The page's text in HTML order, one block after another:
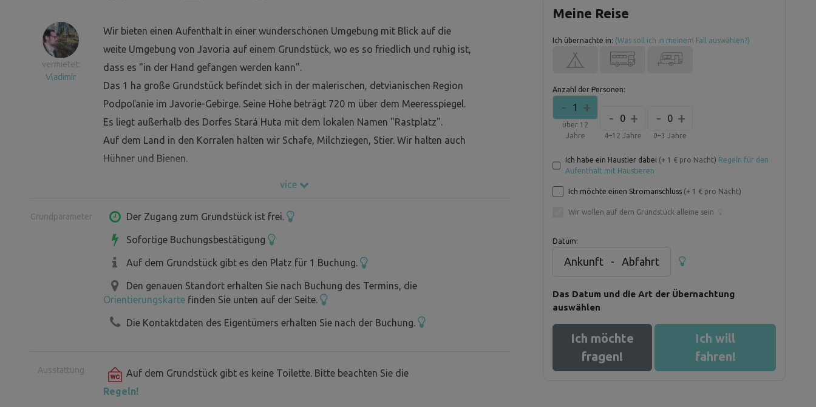
vermietet:
Vladimír
Wir bieten einen Aufenthalt in einer wunderschönen Umgebung mit Blick auf die
weite Umgebung von Javoria auf einem Grundstück, wo es so friedlich und ruhig ist,
dass es "in der Hand gefangen werden kann".
Das 1 ha große Grundstück befindet sich in der malerischen, detvianischen Region
Podpoľanie im Javorie-Gebirge. Seine Höhe beträgt 720 m über dem Meeresspiegel.
Es liegt außerhalb des Dorfes Stará Huta mit dem lokalen Namen "Rastplatz".
Auf dem Land in den Korralen halten wir Schafe, Milchziegen, Stier. Wir halten auch
Hühner und Bienen.
In der Umgebung im Umkreis von 20 km gibt es Mineralquellen, Schwimmbäder,
Wellness, Restaurants.
více
Grundparameter Der Zugang zum Grundstück ist frei.
Sofortige Buchungsbestätigung
Auf dem Grundstück gibt es den Platz für 1 Buchung.
Den genauen Standort erhalten Sie nach Buchung des Termins, die
Orientierungskarte finden Sie unten auf der Seite.
Die Kontaktdaten des Eigentümers erhalten Sie nach der Buchung.
Ausstattung
Auf dem Grundstück gibt es keine Toilette. Bitte beachten Sie die
Regeln!
Meine Reise
Ich übernachte in: (Was soll ich in meinem Fall auswählen?)
Anzahl der Personen:
- +
1
über 12
Jahre
- +
0
4–12 Jahre
- +
0
0–3 Jahre
Ich habe ein Haustier dabei (+ 1 € pro Nacht) Regeln für den
Aufenthalt mit Haustieren
Ich möchte einen Stromanschluss (+ 1 € pro Nacht)
Wir wollen auf dem Grundstück alleine sein
Datum:
Ankunft - Abfahrt
Das Datum und die Art der Übernachtung
auswählen
Ich möchte
fragen!
Ich will
fahren!